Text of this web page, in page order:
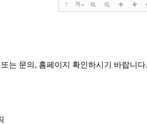
? 가
는 문의, 홈페이지 확인하시기 바랍니다.